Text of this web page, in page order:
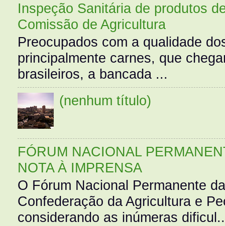
Inspeção Sanitária de produtos
Comissão de Agricultura
Preocupados com a qualidade
principalmente carnes, que
brasileiros, a bancada ...
(nenhum título)
FÓRUM NACIONAL
NOTA À IMPRENSA
O Fórum Nacional Permanente
Confederação da Agricultura e
considerando as inúmeras